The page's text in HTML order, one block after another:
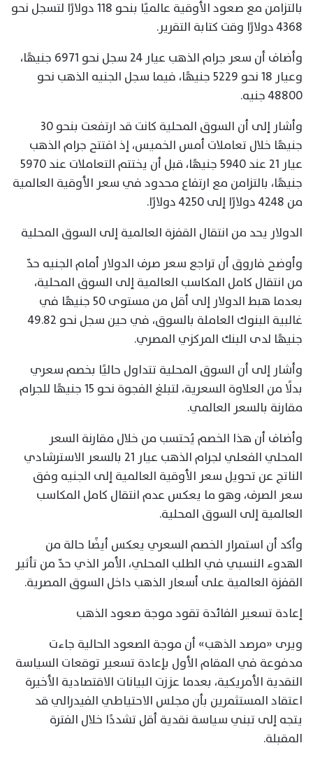
بالتزامن مع صعود الأوقية عالميًا بنحو 118 دولارًا لتسجل نحو
4368 دولارًا وقت كتابة التقرير.
وأضاف أن سعر جرام الذهب عيار 24 سجل نحو 6971 جنيهًا،
وعيار 18 نحو 5229 جنيهًا، فيما سجل الجنيه الذهب نحو
48800 جنيه.
وأشار إلى أن السوق المحلية كانت قد ارتفعت بنحو 30
جنيهًا خلال تعاملات أمس الخميس، إذ افتتح جرام الذهب
عيار 21 عند 5940 جنيهًا، قبل أن يختتم التعاملات عند 5970
جنيهًا، بالتزامن مع ارتفاع محدود في سعر الأوقية العالمية
من 4248 دولارًا إلى 4250 دولارًا.
الدولار يحد من انتقال القفزة العالمية إلى السوق المحلية
وأوضح فاروق أن تراجع سعر صرف الدولار أمام الجنيه حدّ
من انتقال كامل المكاسب العالمية إلى السوق المحلية،
بعدما هبط الدولار إلى أقل من مستوى 50 جنيهًا في
غالبية البنوك العاملة بالسوق، في حين سجل نحو 49.82
جنيهًا لدى البنك المركزي المصري.
وأشار إلى أن السوق المحلية تتداول حاليًا بخصم سعري
بدلًا من العلاوة السعرية، لتبلغ الفجوة نحو 15 جنيهًا للجرام
مقارنة بالسعر العالمي.
وأضاف أن هذا الخصم يُحتسب من خلال مقارنة السعر
المحلي الفعلي لجرام الذهب عيار 21 بالسعر الاسترشادي
الناتج عن تحويل سعر الأوقية العالمية إلى الجنيه وفق
سعر الصرف، وهو ما يعكس عدم انتقال كامل المكاسب
العالمية إلى السوق المحلية.
وأكد أن استمرار الخصم السعري يعكس أيضًا حالة من
الهدوء النسبي في الطلب المحلي، الأمر الذي حدّ من تأثير
القفزة العالمية على أسعار الذهب داخل السوق المصرية.
إعادة تسعير الفائدة تقود موجة صعود الذهب
ويرى «مرصد الذهب» أن موجة الصعود الحالية جاءت
مدفوعة في المقام الأول بإعادة تسعير توقعات السياسة
النقدية الأمريكية، بعدما عززت البيانات الاقتصادية الأخيرة
اعتقاد المستثمرين بأن مجلس الاحتياطي الفيدرالي قد
يتجه إلى تبني سياسة نقدية أقل تشددًا خلال الفترة
المقبلة.